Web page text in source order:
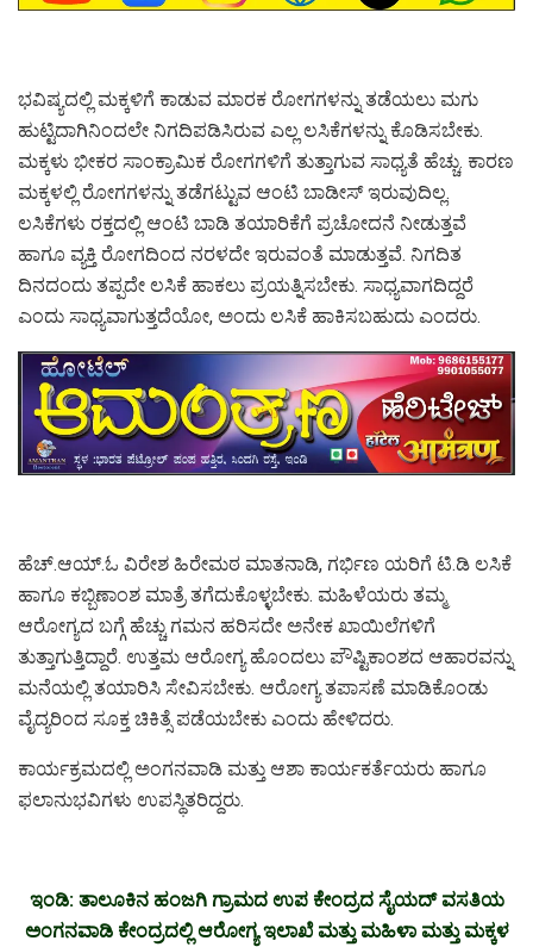
ಭವಿಷ್ಯದಲ್ಲಿ ಮಕ್ಕಳಿಗೆ ಕಾಡುವ ಮಾರಕ ರೋಗಗಳನ್ನು ತಡೆಯಲು ಮಗು
ಹುಟ್ಟಿದಾಗಿನಿಂದಲೇ ನಿಗದಿಪಡಿಸಿರುವ ಎಲ್ಲ ಲಸಿಕೆಗಳನ್ನು ಕೊಡಿಸಬೇಕು.
ಮಕ್ಕಳು ಭೀಕರ ಸಾಂಕ್ರಾಮಿಕ ರೋಗಗಳಿಗೆ ತುತ್ತಾಗುವ ಸಾಧ್ಯತೆ ಹೆಚ್ಚು. ಕಾರಣ
ಮಕ್ಕಳಲ್ಲಿ ರೋಗಗಳನ್ನು ತಡೆಗಟ್ಟುವ ಆಂಟಿ ಬಾಡೀಸ್ ಇರುವುದಿಲ್ಲ.
ಲಸಿಕೆಗಳು ರಕ್ತದಲ್ಲಿ ಆಂಟಿ ಬಾಡಿ ತಯಾರಿಕೆಗೆ ಪ್ರಚೋದನೆ ನೀಡುತ್ತವೆ
ಹಾಗೂ ವ್ಯಕ್ತಿ ರೋಗದಿಂದ ನರಳದೇ ಇರುವಂತೆ ಮಾಡುತ್ತವೆ. ನಿಗದಿತ
ದಿನದಂದು ತಪ್ಪದೇ ಲಸಿಕೆ ಹಾಕಲು ಪ್ರಯತ್ನಿಸಬೇಕು. ಸಾಧ್ಯವಾಗದಿದ್ದರೆ
ಎಂದು ಸಾಧ್ಯವಾಗುತ್ತದೆಯೋ, ಅಂದು ಲಸಿಕೆ ಹಾಕಿಸಬಹುದು ಎಂದರು.
ಹೆಚ್.ಆಯ್.ಓ ವಿರೇಶ ಹಿರೇಮಠ ಮಾತನಾಡಿ, ಗರ್ಭಿಣ ಯರಿಗೆ ಟಿ.ಡಿ ಲಸಿಕೆ
ಹಾಗೂ ಕಬ್ಬಿಣಾಂಶ ಮಾತ್ರೆ ತಗೆದುಕೊಳ್ಳಬೇಕು. ಮಹಿಳೆಯರು ತಮ್ಮ
ಆರೋಗ್ಯದ ಬಗ್ಗೆ ಹೆಚ್ಚು ಗಮನ ಹರಿಸದೇ ಅನೇಕ ಖಾಯಿಲೆಗಳಿಗೆ
ತುತ್ತಾಗುತ್ತಿದ್ದಾರೆ. ಉತ್ತಮ ಆರೋಗ್ಯ ಹೊಂದಲು ಪೌಷ್ಟಿಕಾಂಶದ ಆಹಾರವನ್ನು
ಮನೆಯಲ್ಲಿ ತಯಾರಿಸಿ ಸೇವಿಸಬೇಕು. ಆರೋಗ್ಯ ತಪಾಸಣೆ ಮಾಡಿಕೊಂಡು
ವೈದ್ಯರಿಂದ ಸೂಕ್ತ ಚಿಕಿತ್ಸೆ ಪಡೆಯಬೇಕು ಎಂದು ಹೇಳಿದರು.
ಕಾರ್ಯಕ್ರಮದಲ್ಲಿ ಅಂಗನವಾಡಿ ಮತ್ತು ಆಶಾ ಕಾರ್ಯಕರ್ತೆಯರು ಹಾಗೂ
ಫಲಾನುಭವಿಗಳು ಉಪಸ್ಥಿತರಿದ್ದರು.
ಇಂಡಿ: ತಾಲೂಕಿನ ಹಂಜಗಿ ಗ್ರಾಮದ ಉಪ ಕೇಂದ್ರದ ಸೈಯದ್ ವಸತಿಯ
ಅಂಗನವಾಡಿ ಕೇಂದ್ರದಲ್ಲಿ ಆರೋಗ್ಯ ಇಲಾಖೆ ಮತ್ತು ಮಹಿಳಾ ಮತ್ತು ಮಕ್ಕಳ